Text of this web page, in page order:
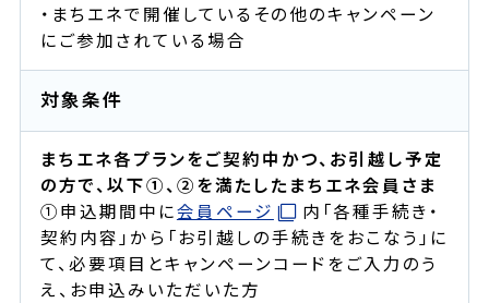
・まちエネで開催しているその他のキャンペーン
にご参加されている場合
対象条件
まちエネ各プランをご契約中かつ、お引越し予定
の方で、以下①、②を満たしたまちエネ会員さま
①申込期間中に会員ページ
内「各種手続き・
契約内容」から「お引越しの手続きをおこなう」に
て、必要項目とキャンペーンコードをご入力のう
え、お申込みいただいた方